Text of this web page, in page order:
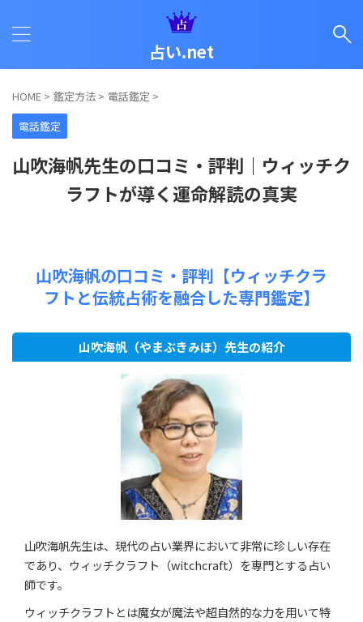
占い.net
HOME > 鑑定方法 > 電話鑑定 >
電話鑑定
山吹海帆先生の口コミ・評判｜ウィッチク
ラフトが導く運命解読の真実
山吹海帆の口コミ・評判【ウィッチクラ
フトと伝統占術を融合した専門鑑定】
山吹海帆（やまぶきみほ）先生の紹介
山吹海帆先生は、現代の占い業界において非常に珍しい存在
であり、ウィッチクラフト（witchcraft）を専門とする占い
師です。
ウィッチクラフトとは魔女が魔法や超自然的な力を用いて特